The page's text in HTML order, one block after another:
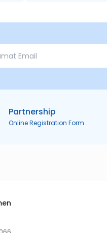
Partnership
Online Registration Form